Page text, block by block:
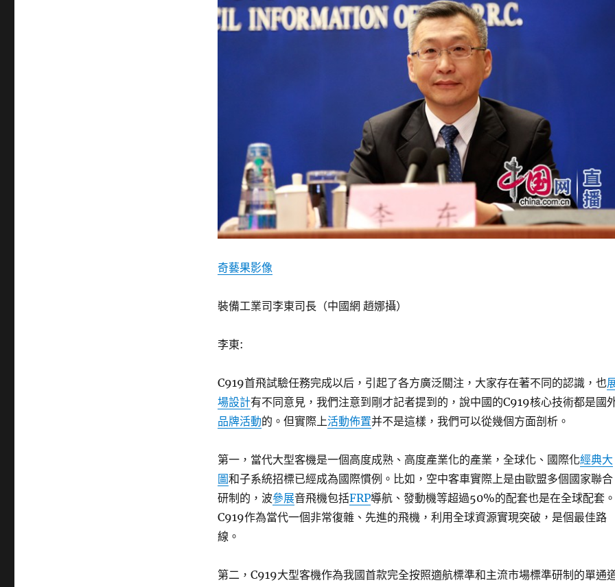
奇藝果影像
裝備工業司李東司長（中國網 趙娜攝）
李東:
C919首飛試驗任務完成以后，引起了各方廣泛關注，大家存在著不同的認識，也
場設計有不同意見，我們注意到剛才記者提到的，說中國的C919核心技術都是國
品牌活動的。但實際上活動佈置并不是這樣，我們可以從幾個方面剖析。
第一，當代大型客機是一個高度成熟、高度產業化的產業，全球化、國際化經典大
圖和子系統招標已經成為國際慣例。比如，空中客車實際上是由歐盟多個國家聯合
研制的，波參展音飛機包括FRP導航、發動機等超過50%的配套也是在全球配套。
C919作為當代一個非常復雜、先進的飛機，利用全球資源實現突破，是個最佳路
線。
第二，C919大型客機作為我國首款完全按照適航標準和主流市場標準研制的單通